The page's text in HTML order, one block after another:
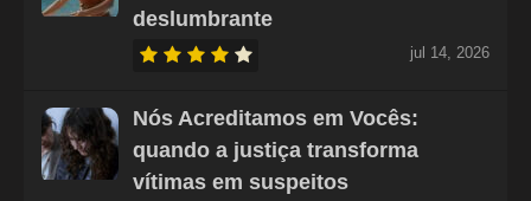
deslumbrante
jul 14, 2026
Nós Acreditamos em Vocês:
quando a justiça transforma
vítimas em suspeitos